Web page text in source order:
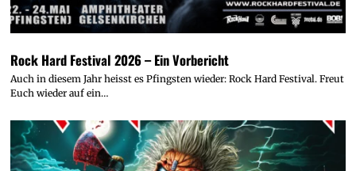
Rock Hard Festival 2026 – Ein Vorbericht
Auch in diesem Jahr heisst es Pfingsten wieder: Rock Hard Festival. Freut
Euch wieder auf ein…